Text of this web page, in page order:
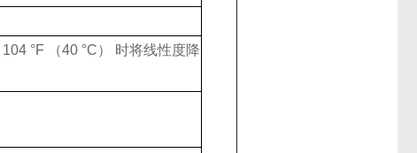
°F （40 °C） 时将线性度降